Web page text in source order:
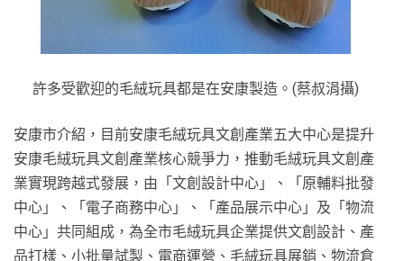
許多受歡迎的毛絨玩具都是在安康製造。(蔡叔涓攝)
安康市介紹，目前安康毛絨玩具文創產業五大中心是提升
安康毛絨玩具文創產業核心競爭力，推動毛絨玩具文創產
業實現跨越式發展，由「文創設計中心」、「原輔料批發
中心」、「電子商務中心」、「產品展示中心」及「物流
中心」共同組成，為全市毛絨玩具企業提供文創設計、產
品打樣、小批量試製、電商運營、毛絨玩具展銷、物流倉